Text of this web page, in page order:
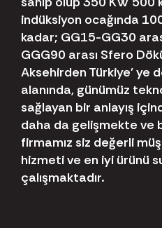
indüksiyon ocağında
kadar; GG15-GG30
GGG90 arası Sfero
Aksehirden Türkiye' ye
alanında, günümüz
sağlayan bir anlayış
daha da gelişmekte ve
firmamız siz değerli
hizmeti ve en iyi ürünü
çalışmaktadır.